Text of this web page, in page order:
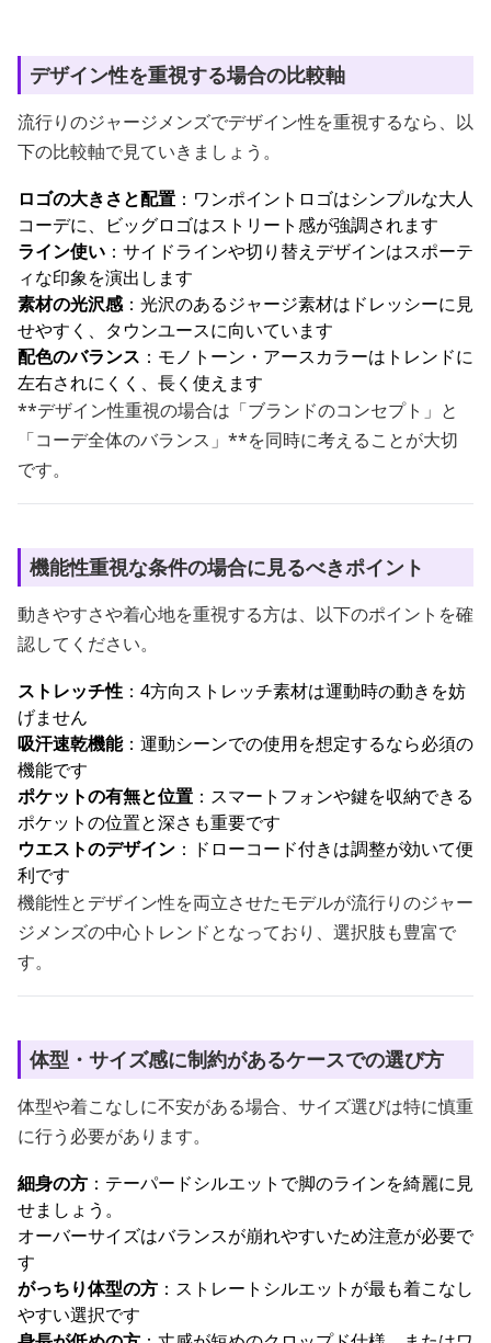
デザイン性を重視する場合の比較軸
流行りのジャージメンズでデザイン性を重視するなら、以
下の比較軸で見ていきましょう。
ロゴの大きさと配置 ：ワンポイントロゴはシンプルな大人
コーデに、ビッグロゴはストリート感が強調されます
ライン使い ：サイドラインや切り替えデザインはスポーテ
ィな印象を演出します
素材の光沢感：光沢のあるジャージ素材はドレッシーに見
せやすく、タウンユースに向いています
配色のバランス ：モノトーン・アースカラーはトレンドに
左右されにくく、長く使えます
**デザイン性重視の場合は「ブランドのコンセプト」と
「コーデ全体のバランス」**を同時に考えることが大切
です。
機能性重視な条件の場合に見るべきポイント
動きやすさや着心地を重視する方は、以下のポイントを確
認してください。
ストレッチ性 ：4方向ストレッチ素材は運動時の動きを妨
げません
吸汗速乾機能：運動シーンでの使用を想定するなら必須の
機能です
ポケットの有無と位置 ：スマートフォンや鍵を収納できる
ポケットの位置と深さも重要です
ウエストのデザイン ：ドローコード付きは調整が効いて便
利です
機能性とデザイン性を両立させたモデルが流行りのジャー
ジメンズの中心トレンドとなっており、選択肢も豊富で
す。
体型・サイズ感に制約があるケースでの選び方
体型や着こなしに不安がある場合、サイズ選びは特に慎重
に行う必要があります。
細身の方 ：テーパードシルエットで脚のラインを綺麗に見
せましょう。
オーバーサイズはバランスが崩れやすいため注意が必要で
す
がっちり体型の方 ：ストレートシルエットが最も着こなし
やすい選択です